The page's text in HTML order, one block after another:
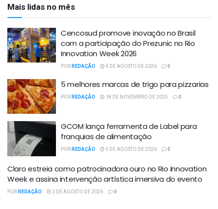
Mais lidas no mês
Cencosud promove inovação no Brasil
com a participação do Prezunic no Rio
Innovation Week 2026
PORREDAÇÃO 4 DE AGOSTO DE 2026 0
5 melhores marcas de trigo para pizzarias
PORREDAÇÃO 18 DE NOVEMBRO DE 2025 0
GCOM lança ferramenta de Label para
franquias de alimentação
PORREDAÇÃO 5 DE AGOSTO DE 2026 0
Claro estreia como patrocinadora ouro no Rio Innovation
Week e assina intervenção artística imersiva do evento
PORREDAÇÃO 3 DE AGOSTO DE 2026 0